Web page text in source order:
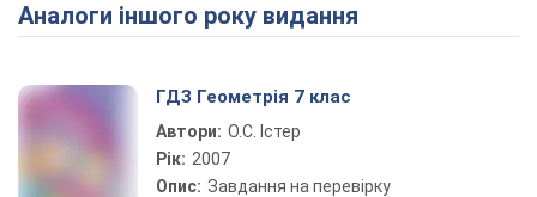
Play Video
Аналоги іншого року видання
ГДЗ Геометрія 7 клас
Автори: О.С. Істер
Рік: 2007
Опис: Завдання на перевірку